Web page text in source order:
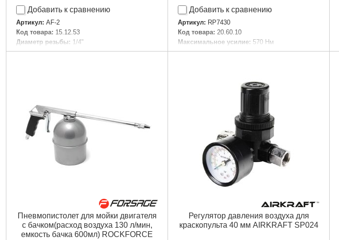
Добавить к сравнению
Артикул: AF-2
Код товара: 15.12.53
Диаметр резьбы: 1/4"
Габариты упаковки: 100x50x50 мм
Добавить к сравнению
Артикул: RP7430
Код товара: 20.60.10
Максимальное усилие: 570 Нм
Скорость вращения: 8000 об./мин
1/4 дюйма
Ø 3/8 дюйма
Габариты упаковки: 220x190x76 мм
2,893 г
Подробнее...
Пневмопистолет для мойки двигателя
с бачком(расход воздуха 130 л/мин,
емкость бачка 600мл) ROCKFORCE
Регулятор давления воздуха для
краскопульта 40 мм AIRKRAFT SP024